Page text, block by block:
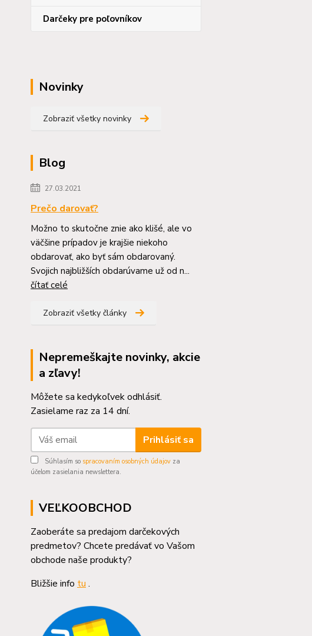
Darčeky pre poľovníkov
Novinky
Zobraziť všetky novinky
Blog
27.03.2021
Prečo darovať?
Možno to skutočne znie ako klišé, ale vo
väčšine prípadov je krajšie niekoho
obdarovať, ako byť sám obdarovaný.
Svojich najbližších obdarúvame už od n...
čítať celé
Zobraziť všetky články
Nepremeškajte novinky, akcie
a zľavy!
Môžete sa kedykoľvek odhlásiť.
Zasielame raz za 14 dní.
Prihlásiť sa
Súhlasím so spracovaním osobných údajov za
účelom zasielania newslettera.
VEĽKOOBCHOD
Zaoberáte sa predajom darčekových
predmetov? Chcete predávať vo Vašom
obchode naše produkty?
Bližšie info tu .